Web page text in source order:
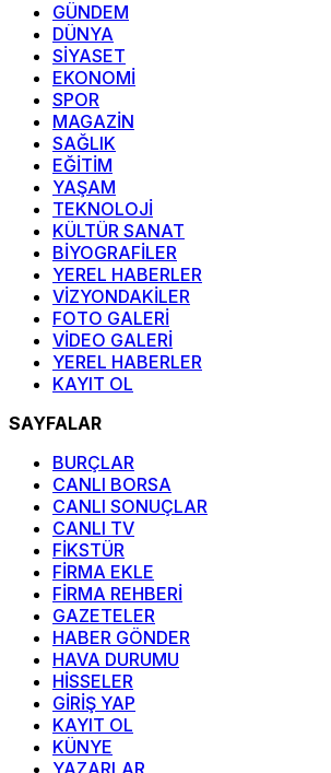
GÜNDEM
DÜNYA
SİYASET
EKONOMİ
SPOR
MAGAZİN
SAĞLIK
EĞİTİM
YAŞAM
TEKNOLOJİ
KÜLTÜR SANAT
BİYOGRAFİLER
YEREL HABERLER
VİZYONDAKİLER
FOTO GALERİ
VİDEO GALERİ
YEREL HABERLER
KAYIT OL
SAYFALAR
BURÇLAR
CANLI BORSA
CANLI SONUÇLAR
CANLI TV
FİKSTÜR
FİRMA EKLE
FİRMA REHBERİ
GAZETELER
HABER GÖNDER
HAVA DURUMU
HİSSELER
GİRİŞ YAP
KAYIT OL
KÜNYE